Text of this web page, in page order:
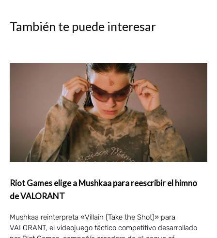
También te puede interesar
Riot Games elige a Mushkaa para reescribir el himno
de VALORANT
Mushkaa reinterpreta «Villain (Take the Shot)» para
VALORANT, el videojuego táctico competitivo desarrollado